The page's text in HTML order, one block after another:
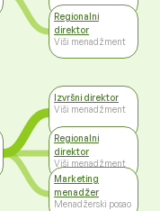
Regionalni
direktor
Viši menadžment
Izvršni direktor
Viši menadžment
Regionalni
direktor
Viši menadžment
Marketing
menadžer
Menadžerski posao